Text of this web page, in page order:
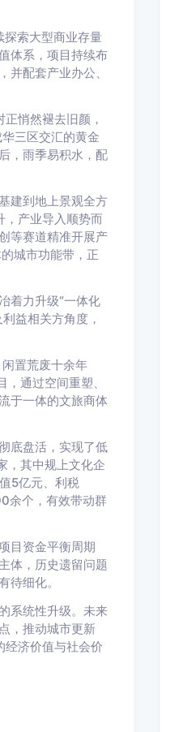
探索大型商业存量
体系，项目持续布
配套产业办公、
悄然褪去旧颜，
三区交汇的黄金
，雨季易积水，配
建到地上景观全方
，产业导入顺势而
等赛道精准开展产
城市功能带，正
着力升级“一体化
益相关方角度，
置荒废十余年
通过空间重塑、
于一体的文旅商体
底盘活，实现了低
，其中规上文化企
5亿元、利税
余个，有效带动群
目资金平衡周期
体，历史遗留问题
待细化。
系统性升级。未来
，推动城市更新
经济价值与社会价